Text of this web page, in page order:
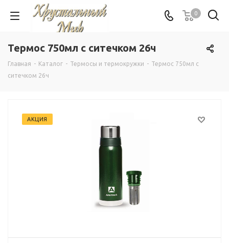
0
Термос 750мл с ситечком 26ч
Главная - Каталог - Термосы и термокружки - Термос 750мл с
ситечком 26ч
АКЦИЯ